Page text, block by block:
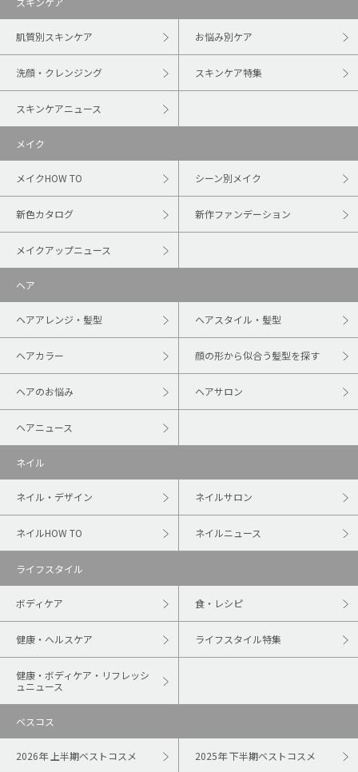
肌質別スキンケア お悩み別ケア
洗顔・クレンジング スキンケア特集
スキンケアニュース
メイク
メイクHOW TO シーン別メイク
新色カタログ 新作ファンデーション
メイクアップニュース
ヘア
ヘアアレンジ・髪型 ヘアスタイル・髪型
ヘアカラー 顔の形から似合う髪型を探す
ヘアのお悩み ヘアサロン
ヘアニュース
ネイル
ネイル・デザイン ネイルサロン
ネイルHOW TO ネイルニュース
ライフスタイル
ボディケア 食・レシピ
健康・ヘルスケア ライフスタイル特集
健康・ボディケア・リフレッシ
ュニュース
ベスコス
2026年 上半期ベストコスメ 2025年 下半期ベストコスメ